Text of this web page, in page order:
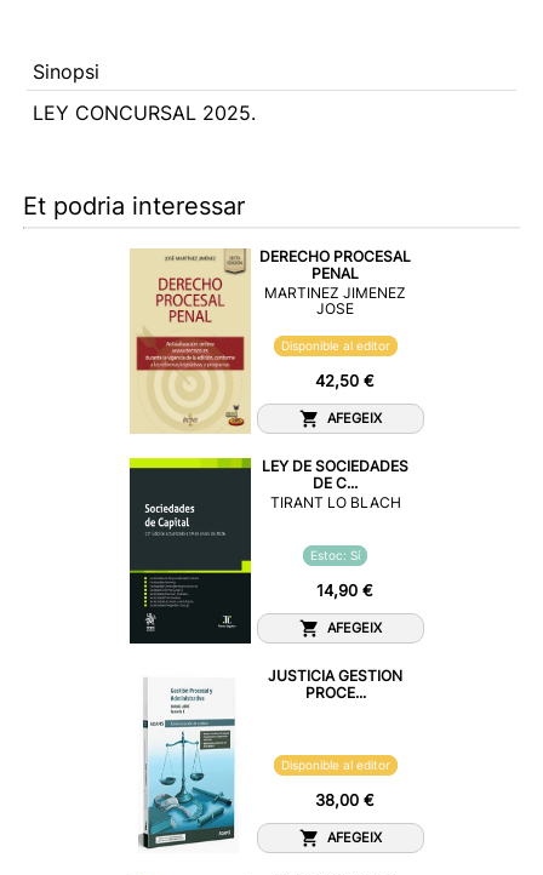
Sinopsi
LEY CONCURSAL 2025.
Et podria interessar
DERECHO PROCESAL
PENAL
MARTINEZ JIMENEZ
JOSE
Disponible al editor
42,50 €
AFEGEIX
LEY DE SOCIEDADES
DE C...
TIRANT LO BLACH
Estoc: Sí
14,90 €
AFEGEIX
JUSTICIA GESTION
PROCE...
Disponible al editor
38,00 €
AFEGEIX